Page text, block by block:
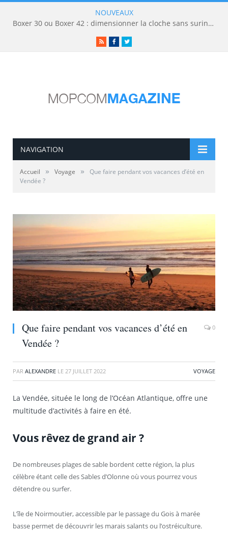
NOUVEAUX
Boxer 30 ou Boxer 42 : dimensionner la cloche sans surinvestir
RSSFacebookTwitter
NAVIGATION
Accueil » Voyage »
Que faire pendant vos vacances d’été en
Vendée ?
Que faire pendant vos vacances d’été en
Vendée ?
0
PAR ALEXANDRE LE 27 JUILLET 2022 VOYAGE
La Vendée, située le long de l’Océan Atlantique, offre une
multitude d’activités à faire en été.
Vous rêvez de grand air ?
De nombreuses plages de sable bordent cette région, la plus
célèbre étant celle des Sables d’Olonne où vous pourrez vous
détendre ou surfer.
L’île de Noirmoutier, accessible par le passage du Gois à marée
basse permet de découvrir les marais salants ou l’ostréiculture.